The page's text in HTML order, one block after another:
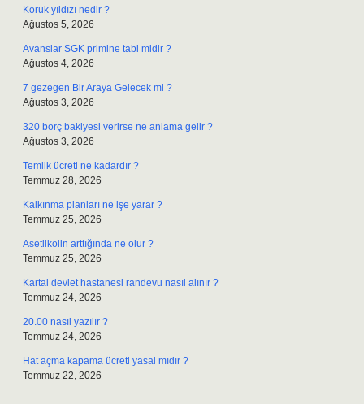
Koruk yıldızı nedir ?
Ağustos 5, 2026
Avanslar SGK primine tabi midir ?
Ağustos 4, 2026
7 gezegen Bir Araya Gelecek mi ?
Ağustos 3, 2026
320 borç bakiyesi verirse ne anlama gelir ?
Ağustos 3, 2026
Temlik ücreti ne kadardır ?
Temmuz 28, 2026
Kalkınma planları ne işe yarar ?
Temmuz 25, 2026
Asetilkolin arttığında ne olur ?
Temmuz 25, 2026
Kartal devlet hastanesi randevu nasıl alınır ?
Temmuz 24, 2026
20.00 nasıl yazılır ?
Temmuz 24, 2026
Hat açma kapama ücreti yasal mıdır ?
Temmuz 22, 2026